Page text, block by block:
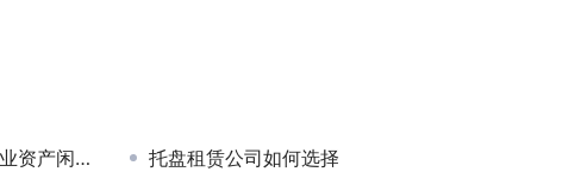
置难题？ 托盘租赁公司如何选择